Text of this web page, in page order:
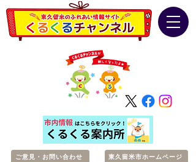
ご意見・お問い合わせ 東久留米市ホームページ